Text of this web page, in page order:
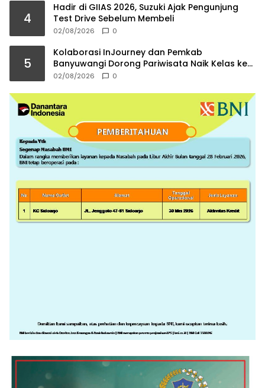
4
Hadir di GIIAS 2026, Suzuki Ajak Pengunjung
Test Drive Sebelum Membeli
02/08/2026 0
5
Kolaborasi InJourney dan Pemkab
Banyuwangi Dorong Pariwisata Naik Kelas ke
Kancah Internasional
02/08/2026 0